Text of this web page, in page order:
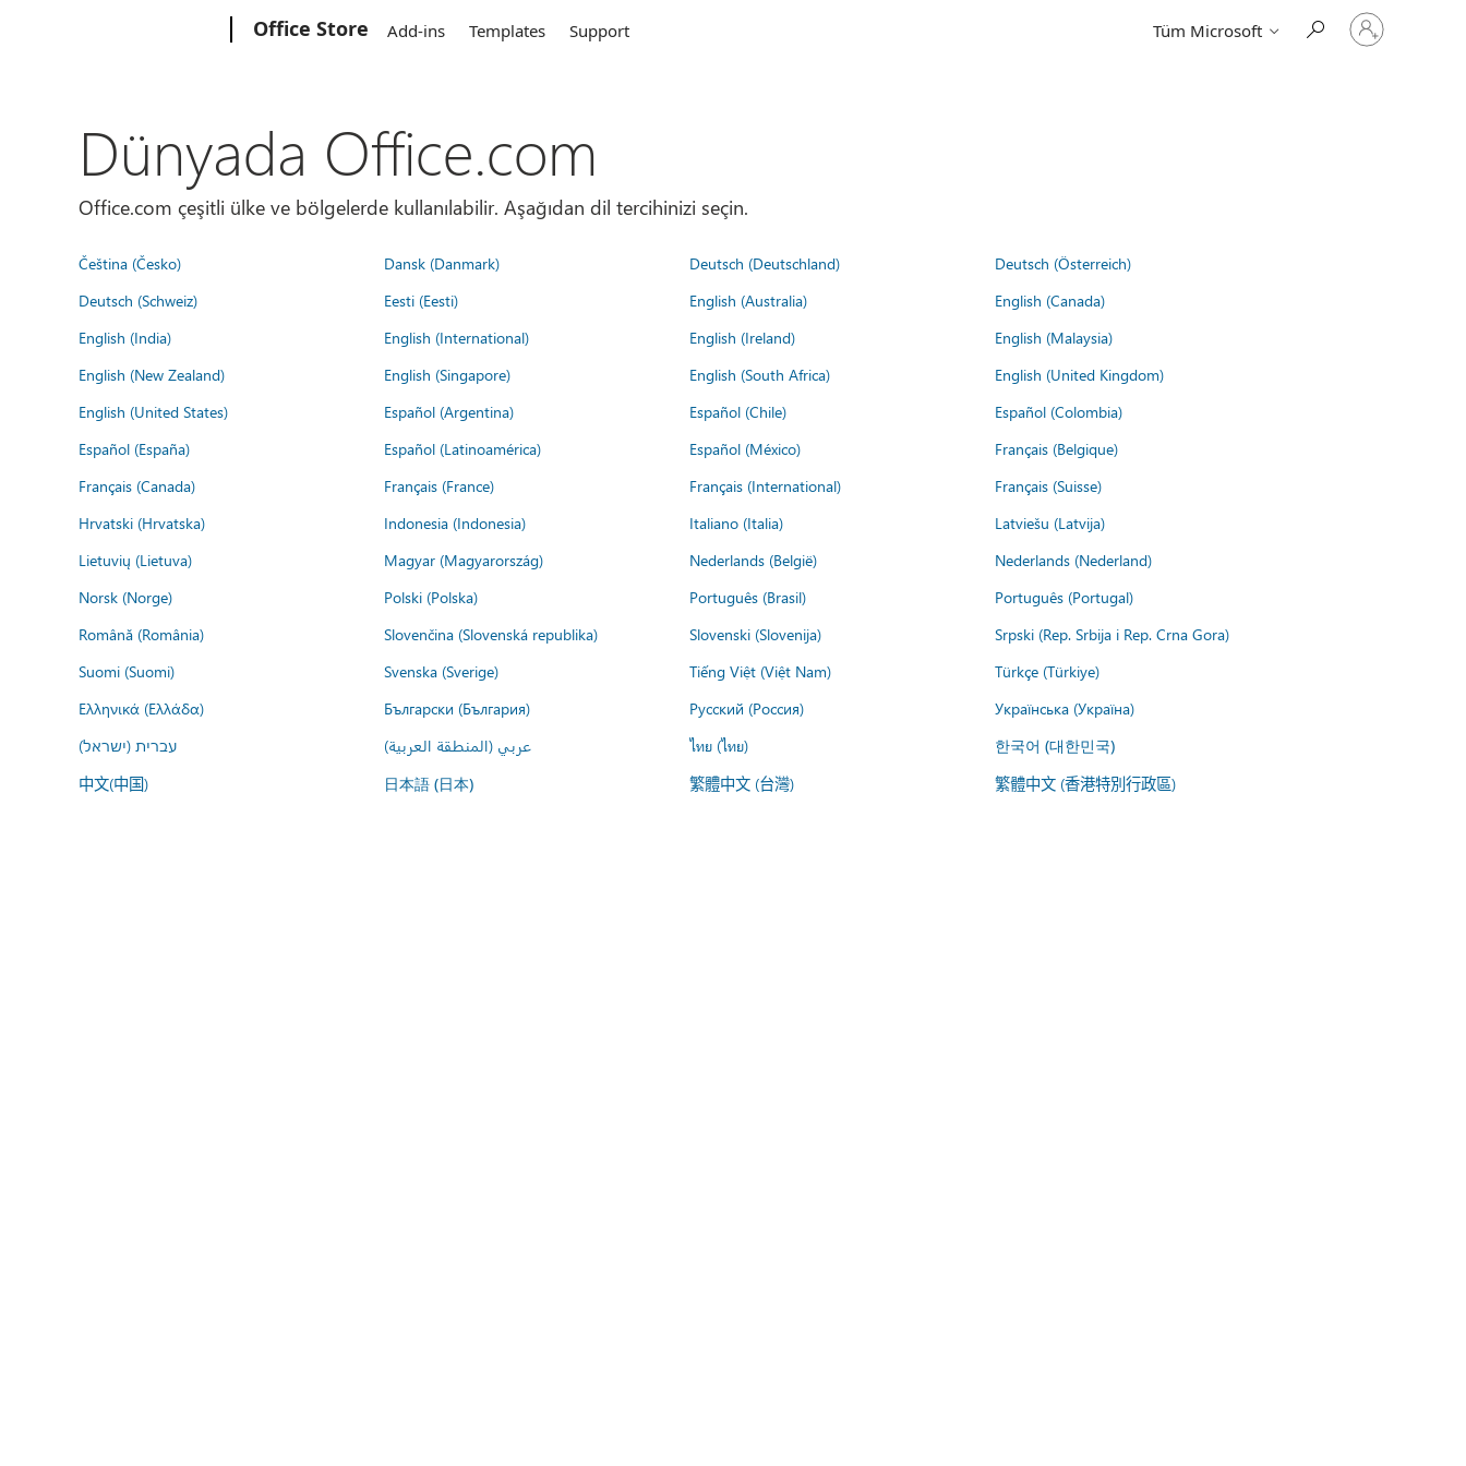
Office Store Add-ins Templates Support Tüm Microsoft
Hesabınızda
oturum
açın
Dünyada Office.com
Office.com çeşitli ülke ve bölgelerde kullanılabilir. Aşağıdan dil tercihinizi seçin.
Čeština (Česko) Dansk (Danmark) Deutsch (Deutschland)
Deutsch (Österreich)
Deutsch (Schweiz)
Eesti (Eesti) English (Australia)
English (Canada)
English (India)
English (International) English (Ireland)
English (Malaysia)
English (New Zealand)
English (Singapore) English (South Africa)
English (United Kingdom)
English (United States)
Español (Argentina) Español (Chile)
Español (Colombia)
Español (España)
Español (Latinoamérica) Español (México)
Français (Belgique)
Français (Canada)
Français (France) Français (International)
Français (Suisse)
Hrvatski (Hrvatska)
Indonesia (Indonesia) Italiano (Italia)
Latviešu (Latvija)
Lietuvių (Lietuva)
Magyar (Magyarország) Nederlands (België)
Nederlands (Nederland)
Norsk (Norge)
Polski (Polska) Português (Brasil)
Português (Portugal)
Română (România)
Slovenčina (Slovenská republika) Slovenski (Slovenija)
Srpski (Rep. Srbija i Rep. Crna Gora)
Suomi (Suomi)
Svenska (Sverige) Tiếng Việt (Việt Nam)
Türkçe (Türkiye)
Ελληνικά (Ελλάδα)
Български (България) Русский (Россия)
Українська (Україна)
עברית (ישראל)
عربي (المنطقة العربية) ไทย (ไทย) 한국어 (대한민국)
中文(中国) 日本語 (日本) 繁體中文 (台灣) 繁體中文 (香港特別行政區)